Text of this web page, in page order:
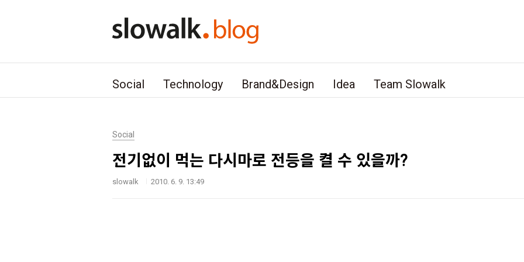
Social Technology Brand&Design Idea Team Slowalk
Social
전기없이 먹는 다시마로 전등을 켤 수 있을까?
slowalk 2010. 6. 9. 13:49